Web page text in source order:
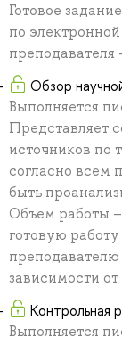
Готовое
по
преподавателя
Обзор
Выполняется
Представляет
источников по
согласно всем
быть
Объем работы
готовую
зависимости
Контрольная
Выполняется